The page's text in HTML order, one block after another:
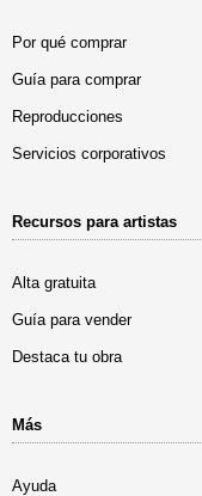
Por qué comprar
Guía para comprar
Reproducciones
Servicios corporativos
Recursos para artistas
Alta gratuita
Guía para vender
Destaca tu obra
Más
Ayuda